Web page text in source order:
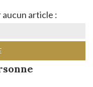
article :